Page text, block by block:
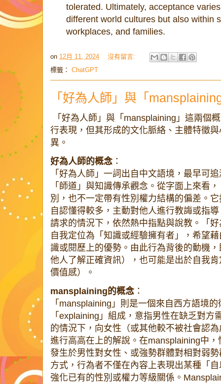
tolerated. Ultimately, acceptance
different world cultures but also within
workplaces, and families.
on 12月 11, 2024
沒有留言:
標籤： ChatGPT
「好為人師」與「
「好為人師」與「mansplaining」這兩個
行表現，但其形成的文化脈絡、主體特徵
異。
好為人師的概念 ：
「好為人師」一詞出自中文語境，最早可
「師道」與知識傳承觀念。從字面上來看
別，也不一定帶有性別權力結構的偏差。
自認懂得較多，主動對他人進行教誨或指
請求的情況下，依然熱中指點與說教。「
自我定位為「知識或經驗擁有者」，希望
識或閱歷上的優勢。由此行為背後的動機
他人了解正確資訊），也可能是出於自我
價值感）。
mansplaining的概念 ：
「mansplaining」則是一個來自西方語境
「explaining」組成，意指男性在缺乏對
的情況下，向女性（或其他較不被社會認
進行高高在上的解說。在mansplaining中
發生於男性對女性、或強勢群體對相對弱
方式，行為者不僅在內容上表現出某種「
強化已有的性別或權力等級關係。